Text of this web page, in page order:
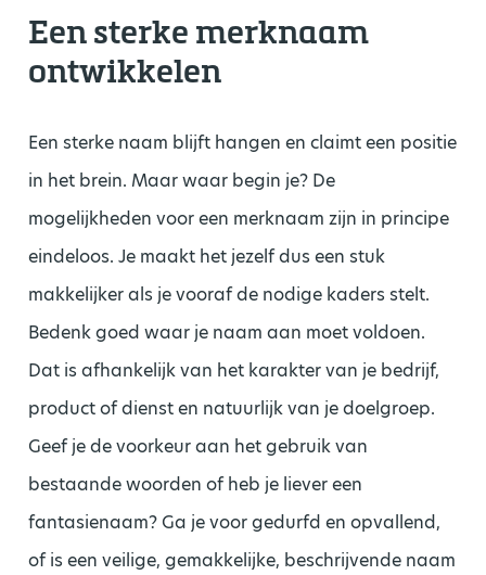
Een sterke merknaam
ontwikkelen
Een sterke naam blijft hangen en claimt een positie
in het brein. Maar waar begin je? De
mogelijkheden voor een merknaam zijn in principe
eindeloos. Je maakt het jezelf dus een stuk
makkelijker als je vooraf de nodige kaders stelt.
Bedenk goed waar je naam aan moet voldoen.
Dat is afhankelijk van het karakter van je bedrijf,
product of dienst en natuurlijk van je doelgroep.
Geef je de voorkeur aan het gebruik van
bestaande woorden of heb je liever een
fantasienaam? Ga je voor gedurfd en opvallend,
of is een veilige, gemakkelijke, beschrijvende naam